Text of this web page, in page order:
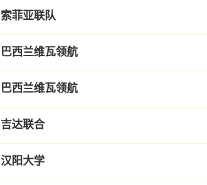
索菲亚联队
巴西兰维瓦领航
巴西兰维瓦领航
吉达联合
汉阳大学